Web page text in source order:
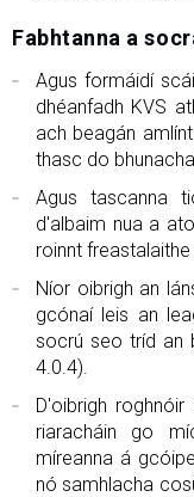
Fabhtanna a
Agus formáidí
dhéanfadh KVS
ach beagán
thasc do
Agus tascanna
d'albaim nua a
roinnt
Níor oibrigh an
gcónaí leis an
socrú seo tríd an
4.0.4).
D'oibrigh
riaracháin go
míreanna á
nó samhlacha